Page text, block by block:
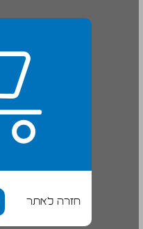
חזרה לאתר